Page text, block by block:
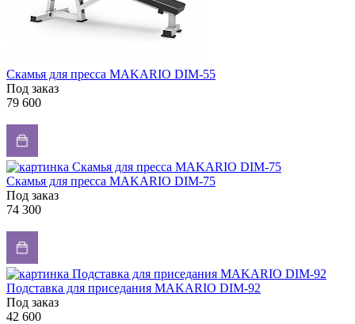
Скамья для пресса MAKARIO DIM-55
Под заказ
79 600
Скамья для пресса MAKARIO DIM-75
Под заказ
74 300
Подставка для приседания MAKARIO DIM-92
Под заказ
42 600